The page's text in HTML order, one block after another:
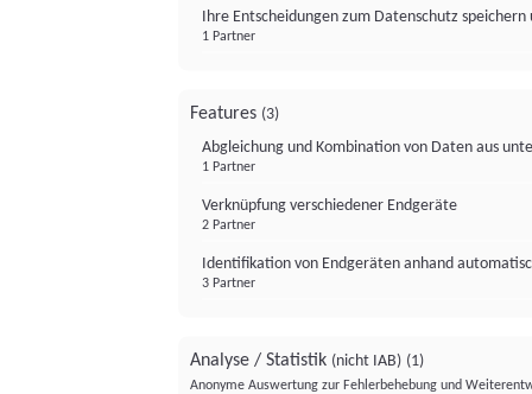
Ihre Entscheidungen zum Datenschutz
1 Partner
Features (3)
Abgleichung und Kombination von Daten aus
1 Partner
Verknüpfung verschiedener Endgeräte
2 Partner
Identifikation von Endgeräten anhand
3 Partner
Analyse / Statistik (nicht IAB) (1)
Anonyme Auswertung zur Fehlerbehebung und